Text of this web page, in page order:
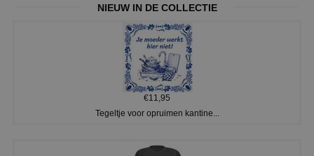
NIEUW IN DE COLLECTIE
€11,95
Tegeltje voor opruimen kantine...